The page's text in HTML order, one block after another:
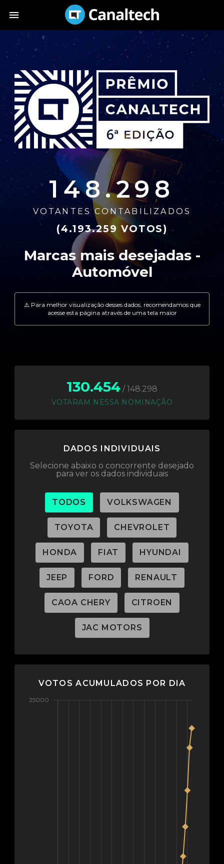
148.298
VOTANTES CONTABILIZADOS
(4.193.259 VOTOS)
130.454 / 148.298
VOTARAM NESSA NOMINAÇÃO
DADOS INDIVIDUAIS
Selecione abaixo o concorrente desejado
para ver os dados individuais
TODOS VOLKSWAGEN
TOYOTA CHEVROLET
HONDA FIAT HYUNDAI
JEEP FORD RENAULT
CAOA CHERY CITROEN
JAC MOTORS
VOTOS ACUMULADOS POR DIA